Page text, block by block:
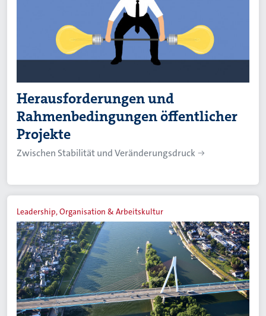
Herausforderungen und
Rahmenbedingungen öffentlicher
Projekte
Zwischen Stabilität und Veränderungsdruck
Leadership, Organisation & Arbeitskultur